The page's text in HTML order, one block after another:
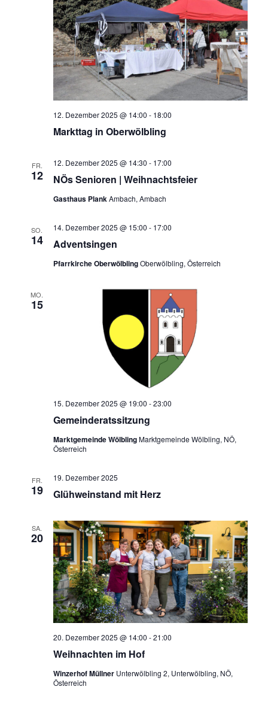
Markttag in Oberwölbling
12. Dezember 2025 @ 14:00 - 18:00
FR.
12 NÖs Senioren | Weihnachtsfeier
12. Dezember 2025 @ 14:30 - 17:00
Gasthaus Plank Ambach, Ambach
SO.
14 Adventsingen
14. Dezember 2025 @ 15:00 - 17:00
Pfarrkirche OberwölblingOberwölbling, Österreich
MO.
15
Gemeinderatssitzung
15. Dezember 2025 @ 19:00 -23:00
Marktgemeinde WölblingMarktgemeinde Wölbling, NÖ,
Österreich
FR.
19 Glühweinstand mit Herz
19. Dezember 2025
SA.
20
Weihnachten im Hof
20. Dezember 2025 @ 14:00 -21:00
Winzerhof Müllner Unterwölbling 2, Unterwölbling, NÖ,
Österreich